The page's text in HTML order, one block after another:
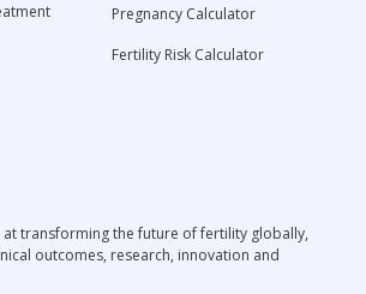
Pregnancy Calculator
Fertility Risk Calculator
at transforming the future of fertility globally,
outcomes, research, innovation and